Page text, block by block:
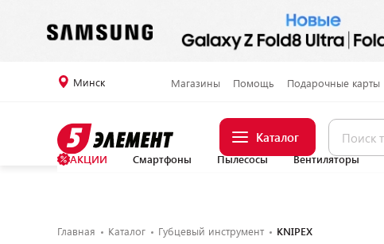
Минск Магазины Помощь Подарочные карты
Каталог
АКЦИИ Смартфоны Пылесосы Вентиляторы
Главная Каталог Губцевый инструмент KNIPEX